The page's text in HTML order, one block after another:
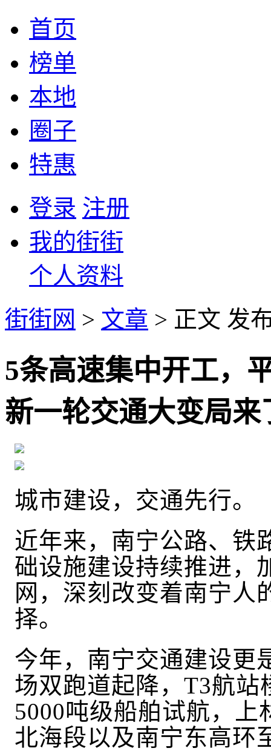
首页
榜单
本地
圈子
特惠
登录 注册
我的街街
个人资料
街街网 > 文章 > 正文 发
5条高速集中开工，
新一轮交通大变局来
城市建设，交通先行。
近年来，南宁公路、铁
础设施建设持续推进，
网，深刻改变着南宁人
择。
今年，南宁交通建设更
场双跑道起降， T3航站
5000吨级船舶试航，
北海段以及南宁东高环